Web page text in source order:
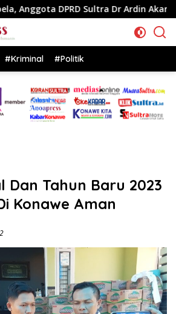
Dr Ardin Akan Perjuangkan Aspirasi
#Kriminal #Politik
Dan Tahun Baru 2023
Konawe Aman